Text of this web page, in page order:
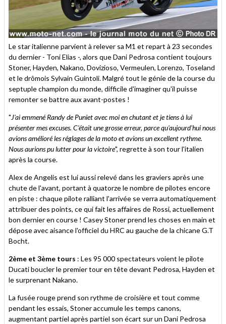
Le star italienne parvient à relever sa M1 et repart à 23 secondes
du dernier - Toni Elias -, alors que Dani Pedrosa contient toujours
Stoner, Hayden, Nakano, Dovizioso, Vermeulen, Lorenzo, Toseland
et le drômois Sylvain Guintoli. Malgré tout le génie de la course du
septuple champion du monde, difficile d'imaginer qu'il puisse
remonter se battre aux avant-postes !
"J'ai emmené Randy de Puniet avec moi en chutant et je tiens à lui
présenter mes excuses. C'était une grosse erreur, parce qu'aujourd'hui nous
avions amélioré les réglages de la moto et avions un excellent rythme.
Nous aurions pu lutter pour la victoire", regrette à son tour l'italien
après la course.
Alex de Angelis est lui aussi relevé dans les graviers après une
chute de l'avant, portant à quatorze le nombre de pilotes encore
en piste : chaque pilote ralliant l'arrivée se verra automatiquement
attribuer des points, ce qui fait les affaires de Rossi, actuellement
bon dernier en course ! Casey Stoner prend les choses en main et
dépose avec aisance l'officiel du HRC au gauche de la chicane G.T
Bocht.
2ème et 3ème tours : Les 95 000 spectateurs voient le pilote
Ducati boucler le premier tour en tête devant Pedrosa, Hayden et
le surprenant Nakano.
La fusée rouge prend son rythme de croisière et tout comme
pendant les essais, Stoner accumule les temps canons,
augmentant partiel après partiel son écart sur un Dani Pedrosa